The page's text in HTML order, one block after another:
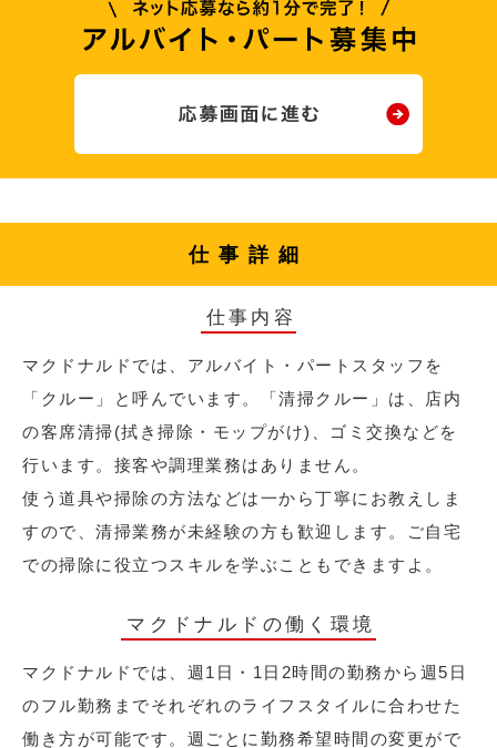
仕事詳細
仕事内容
マクドナルドでは、アルバイト・パートスタッフを
「クルー」と呼んでいます。「清掃クルー」は、店内
の客席清掃(拭き掃除・モップがけ)、ゴミ交換などを
行います。接客や調理業務はありません。
使う道具や掃除の方法などは一から丁寧にお教えしま
すので、清掃業務が未経験の方も歓迎します。ご自宅
での掃除に役立つスキルを学ぶこともできますよ。
マクドナルドの働く環境
マクドナルドでは、週1日・1日2時間の勤務から週5日
のフル勤務までそれぞれのライフスタイルに合わせた
働き方が可能です。週ごとに勤務希望時間の変更がで